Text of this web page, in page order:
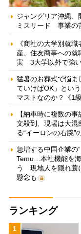
ジャングリア沖縄、
ミスリード 事業の
《商社の大学別就
産、住友商事への就
実 3大学以外で強
猛暑のお葬式で悩
ていけばOK」とい
マストなのか？《1
【納車時に複数の
文殺到、現場は大
る“イーロンの右腕”
急増する中国企業の
Temu…本社機能を
う 現地人を隠れ蓑
懸念も
ランキング
1